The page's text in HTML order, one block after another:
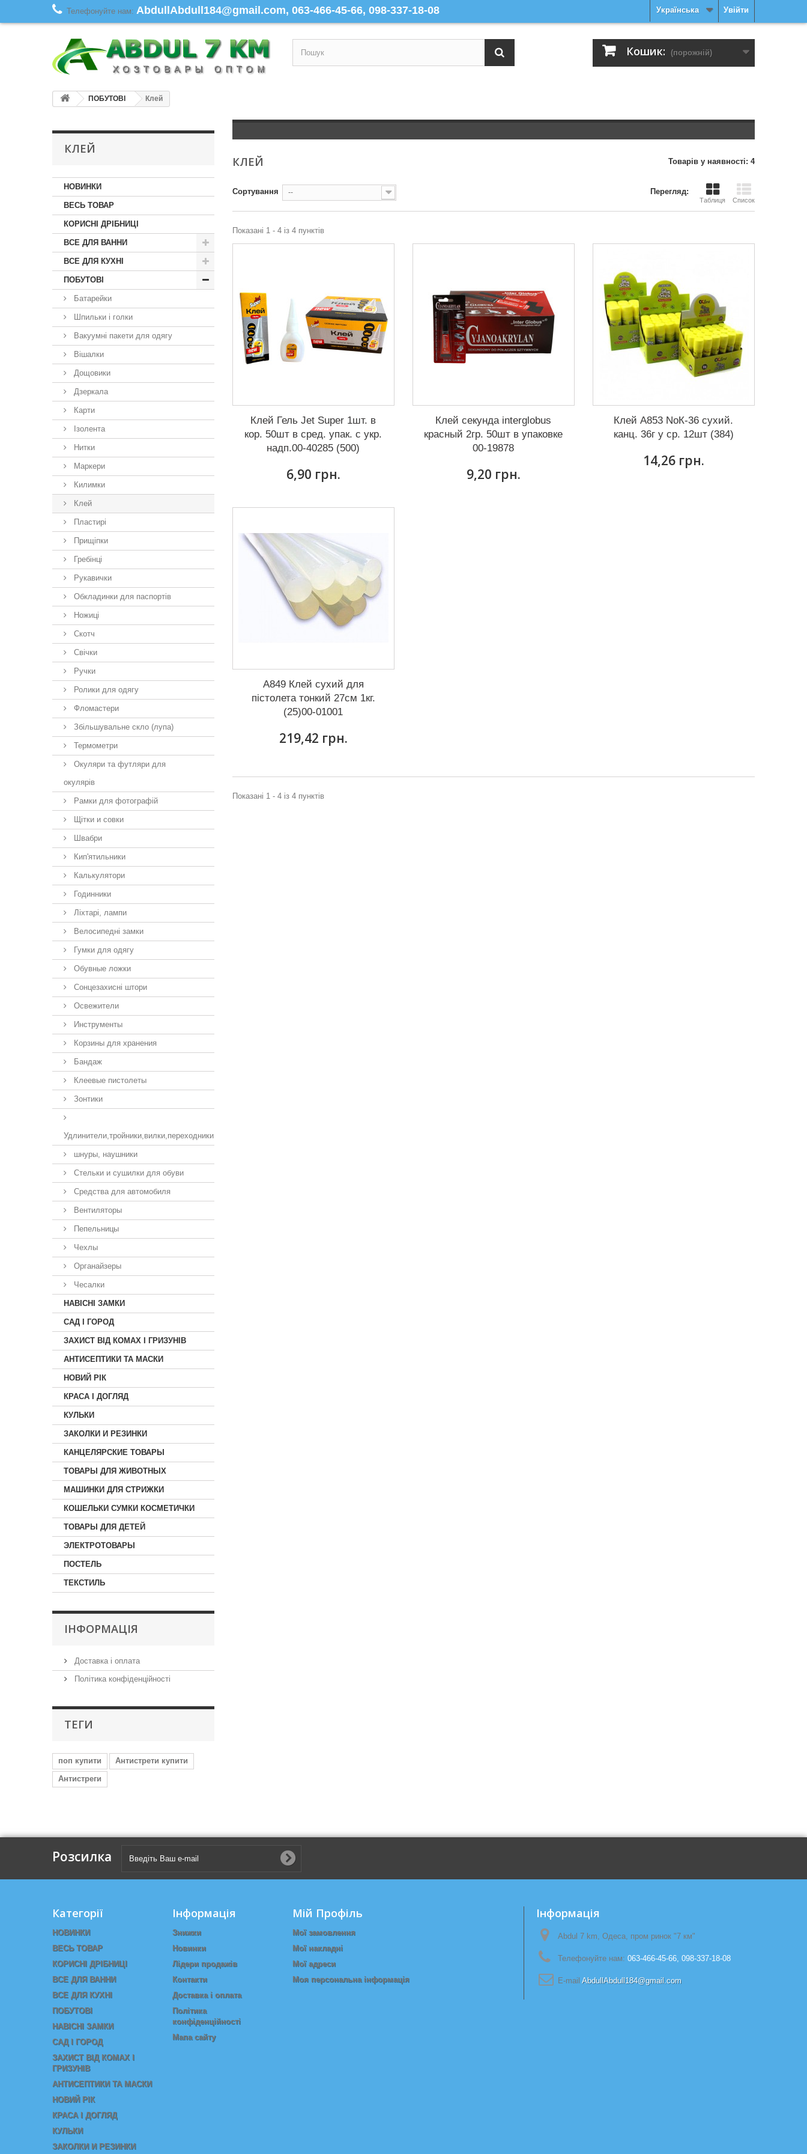
Увійти
Українська
Телефонуйте нам: AbdullAbdull184@gmail.com, 063-466-45-66, 098-337-18-08
Кошик: (порожній)
ПОБУТОВІ Клей
КЛЕЙ
НОВИНКИ
ВЕСЬ ТОВАР
КОРИСНІ ДРІБНИЦІ
ВСЕ ДЛЯ ВАННИ
ВСЕ ДЛЯ КУХНІ
ПОБУТОВІ
Батарейки
Шпильки і голки
Вакуумні пакети для одягу
Вішалки
Дощовики
Дзеркала
Карти
Ізолента
Нитки
Маркери
Килимки
Клей
Пластирі
Прищіпки
Гребінці
Рукавички
Обкладинки для паспортів
Ножиці
Скотч
Свічки
Ручки
Ролики для одягу
Фломастери
Збільшувальне скло (лупа)
Термометри
Окуляри та футляри для
окулярів
Рамки для фотографій
Щітки и совки
Швабри
Кип'ятильники
Калькулятори
Годинники
Ліхтарі, лампи
Велосипедні замки
Гумки для одягу
Обувные ложки
Сонцезахисні штори
Освежители
Инструменты
Корзины для хранения
Бандаж
Клеевые пистолеты
Зонтики
Удлинители,тройники,вилки,переходники
шнуры, наушники
Стельки и сушилки для обуви
Средства для автомобиля
Вентиляторы
Пепельницы
Чехлы
Органайзеры
Чесалки
НАВІСНІ ЗАМКИ
САД І ГОРОД
ЗАХИСТ ВІД КОМАХ І ГРИЗУНІВ
АНТИСЕПТИКИ ТА МАСКИ
НОВИЙ РІК
КРАСА I ДОГЛЯД
КУЛЬКИ
ЗАКОЛКИ И РЕЗИНКИ
КАНЦЕЛЯРСКИЕ ТОВАРЫ
ТОВАРЫ ДЛЯ ЖИВОТНЫХ
МАШИНКИ ДЛЯ СТРИЖКИ
КОШЕЛЬКИ СУМКИ КОСМЕТИЧКИ
ТОВАРЫ ДЛЯ ДЕТЕЙ
ЭЛЕКТРОТОВАРЫ
ПОСТЕЛЬ
ТЕКСТИЛЬ
IНФОРМАЦIЯ
Доставка і оплата
Політика конфіденційності
ТЕГИ
поп купити
Антистрети купити
Антистреги
КЛЕЙ Товарів у наявності: 4
Перегляд:
Таблиця Список
Сортування --
Показані 1 - 4 із 4 пунктів
Клей Гель Jet Super 1шт. в
кор. 50шт в сред. упак. с укр.
надп.00-40285 (500)
6,90 грн.
Клей секунда interglobus
красный 2гр. 50шт в упаковке
00-19878
9,20 грн.
Клей А853 NoК-36 сухий.
канц. 36г у ср. 12шт (384)
14,26 грн.
А849 Клей сухий для
пістолета тонкий 27см 1кг.
(25)00-01001
219,42 грн.
Показані 1 - 4 із 4 пунктів
Розсилка
Категорії
НОВИНКИ
ВЕСЬ ТОВАР
КОРИСНІ ДРІБНИЦІ
ВСЕ ДЛЯ ВАННИ
ВСЕ ДЛЯ КУХНІ
ПОБУТОВІ
НАВІСНІ ЗАМКИ
САД І ГОРОД
ЗАХИСТ ВІД КОМАХ І
ГРИЗУНІВ
АНТИСЕПТИКИ ТА МАСКИ
НОВИЙ РІК
КРАСА I ДОГЛЯД
КУЛЬКИ
ЗАКОЛКИ И РЕЗИНКИ
Інформація
Знижки
Новинки
Лідери продажів
Контакти
Доставка і оплата
Політика
конфіденційності
Мапа сайту
Мій Профіль
Мої замовлення
Мої накладні
Мої адреси
Моя персональна інформація
Iнформація
Abdul 7 km, Одеса, пром ринок "7 км"
Телефонуйте нам: 063-466-45-66, 098-337-18-08
E-maіl AbdullAbdull184@gmail.com